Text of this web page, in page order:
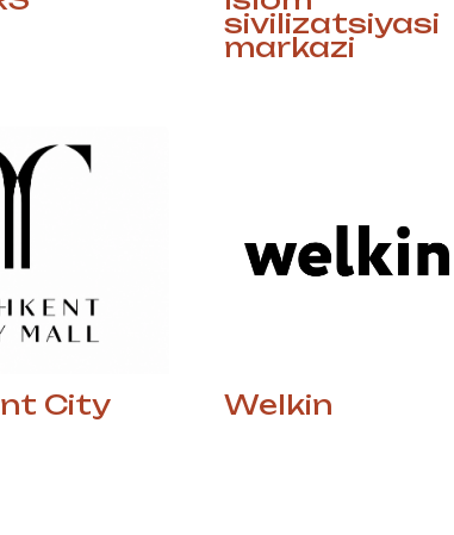
sivilizatsiyasi
markazi
City Welkin